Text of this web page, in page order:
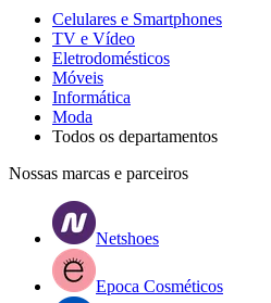
Celulares e Smartphones
TV e Vídeo
Eletrodomésticos
Móveis
Informática
Moda
Todos os departamentos
Nossas marcas e parceiros
Netshoes
Epoca Cosméticos